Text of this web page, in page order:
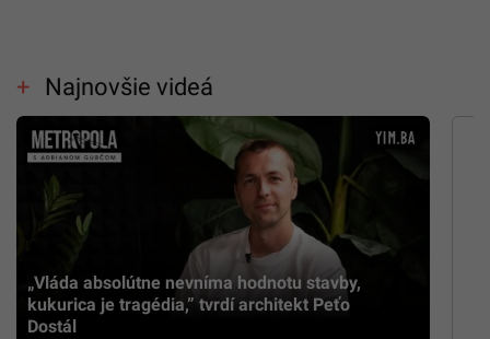
Najnovšie videá
„Vláda absolútne nevníma hodnotu stavby,
kukurica je tragédia,” tvrdí architekt Peťo
Dostál